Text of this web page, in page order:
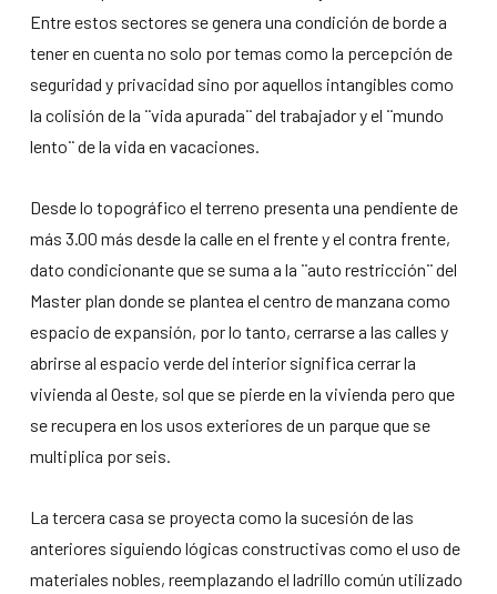
Entre estos sectores se genera una condición de borde a
tener en cuenta no solo por temas como la percepción de
seguridad y privacidad sino por aquellos intangibles como
la colisión de la ¨vida apurada¨ del trabajador y el ¨mundo
lento¨ de la vida en vacaciones.
Desde lo topográfico el terreno presenta una pendiente de
más 3.00 más desde la calle en el frente y el contra frente,
dato condicionante que se suma a la ¨auto restricción¨ del
Master plan donde se plantea el centro de manzana como
espacio de expansión, por lo tanto, cerrarse a las calles y
abrirse al espacio verde del interior significa cerrar la
vivienda al Oeste, sol que se pierde en la vivienda pero que
se recupera en los usos exteriores de un parque que se
multiplica por seis.
La tercera casa se proyecta como la sucesión de las
anteriores siguiendo lógicas constructivas como el uso de
materiales nobles, reemplazando el ladrillo común utilizado